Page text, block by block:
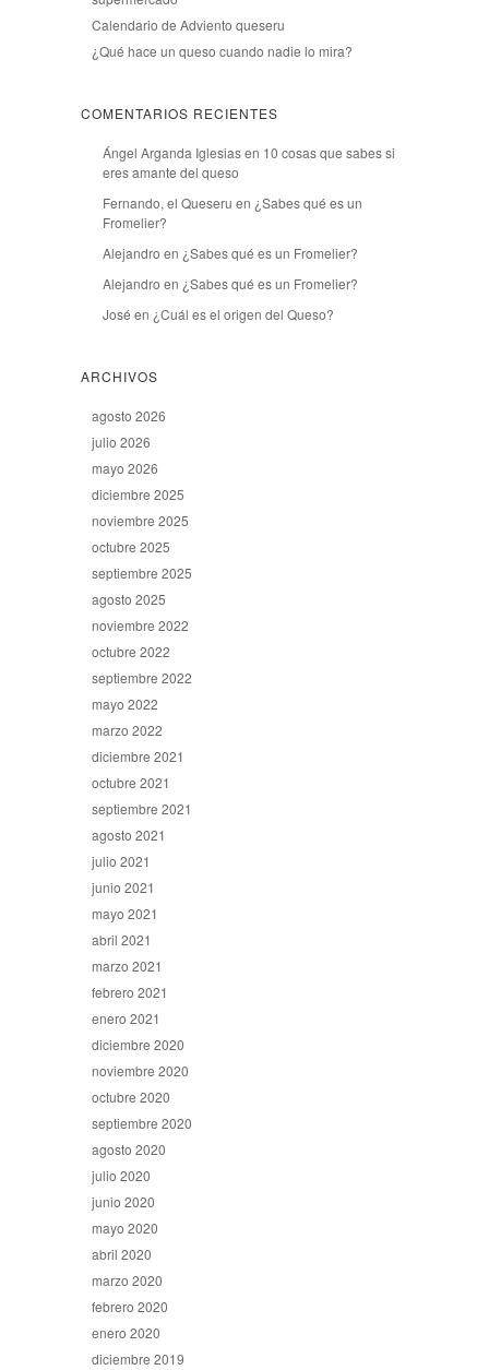
Calendario de Adviento queseru
¿Qué hace un queso cuando nadie lo mira?
COMENTARIOS RECIENTES
Ángel Arganda Iglesiasen 10 cosas que sabes si
eres amante del queso
Fernando, el Queseru en ¿Sabes qué es un
Fromelier?
Alejandro en ¿Sabes qué es un Fromelier?
Alejandro en ¿Sabes qué es un Fromelier?
José en ¿Cuál es el origen del Queso?
ARCHIVOS
agosto 2026
julio 2026
mayo 2026
diciembre 2025
noviembre 2025
octubre 2025
septiembre 2025
agosto 2025
noviembre 2022
octubre 2022
septiembre 2022
mayo 2022
marzo 2022
diciembre 2021
octubre 2021
septiembre 2021
agosto 2021
julio 2021
junio 2021
mayo 2021
abril 2021
marzo 2021
febrero 2021
enero 2021
diciembre 2020
noviembre 2020
octubre 2020
septiembre 2020
agosto 2020
julio 2020
junio 2020
mayo 2020
abril 2020
marzo 2020
febrero 2020
enero 2020
diciembre 2019